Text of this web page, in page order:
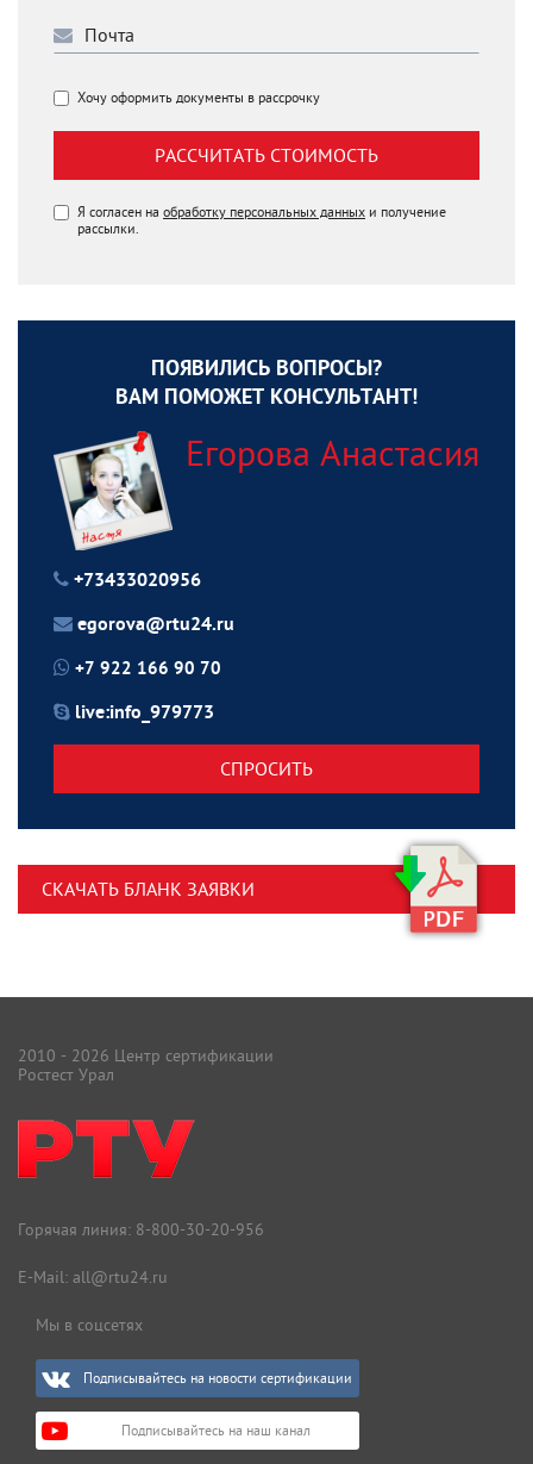
Хочу оформить документы в рассрочку
РАССЧИТАТЬ СТОИМОСТЬ
Я согласен на обработку персональных данных и получение
рассылки.
ПОЯВИЛИСЬ ВОПРОСЫ?
ВАМ ПОМОЖЕТ КОНСУЛЬТАНТ!
Егорова Анастасия
+73433020956
egorova@rtu24.ru
+7 922 166 90 70
live:info_979773
СПРОСИТЬ
СКАЧАТЬ БЛАНК ЗАЯВКИ
2010 - 2026 Центр сертификации
Ростест Урал
Горячая линия: 8-800-30-20-956
E-Mail: all@rtu24.ru
Мы в соцсетях
Подписывайтесь на новости сертификации
Подписывайтесь на наш канал